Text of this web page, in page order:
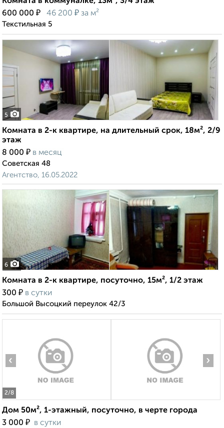
600 000 ₽ 46 200 ₽ за м²
Текстильная 5
5
Комната в 2-к квартире, на длительный срок, 18м², 2/9
этаж
8 000 ₽ в месяц
Советская 48
Агентство, 16.05.2022
6
Комната в 2-к квартире, посуточно, 15м², 1/2 этаж
300 ₽ в сутки
Большой Высоцкий переулок 42/3
2/8
‹ ›
Дом 50м², 1-этажный, посуточно, в черте города
3 000 ₽ в сутки